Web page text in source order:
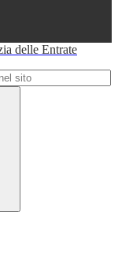
delle Entrate